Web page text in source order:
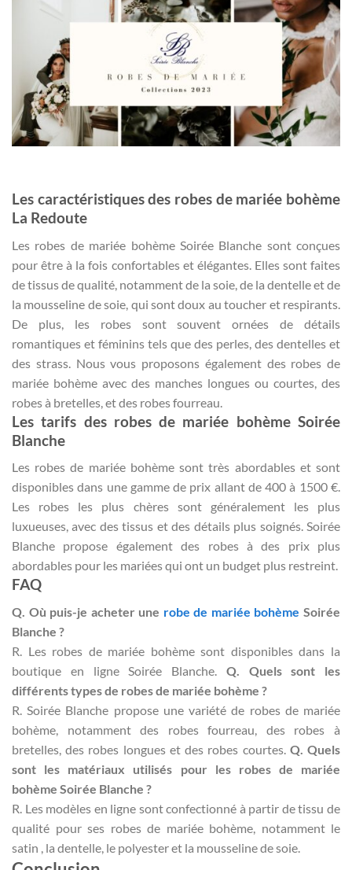
Les caractéristiques des robes de mariée bohème
La Redoute
Les robes de mariée bohème Soirée Blanche sont conçues
pour être à la fois confortables et élégantes. Elles sont faites
de tissus de qualité, notamment de la soie, de la dentelle et de
la mousseline de soie, qui sont doux au toucher et respirants.
De plus, les robes sont souvent ornées de détails
romantiques et féminins tels que des perles, des dentelles et
des strass. Nous vous proposons également des robes de
mariée bohème avec des manches longues ou courtes, des
robes à bretelles, et des robes fourreau.
Les tarifs des robes de mariée bohème Soirée
Blanche
Les robes de mariée bohème sont très abordables et sont
disponibles dans une gamme de prix allant de 400 à 1500 €.
Les robes les plus chères sont généralement les plus
luxueuses, avec des tissus et des détails plus soignés. Soirée
Blanche propose également des robes à des prix plus
abordables pour les mariées qui ont un budget plus restreint.
FAQ
Q. Où puis-je acheter une robe de mariée bohème Soirée
Blanche ?
R. Les robes de mariée bohème sont disponibles dans la
boutique en ligne Soirée Blanche. Q. Quels sont les
différents types de robes de mariée bohème ?
R. Soirée Blanche propose une variété de robes de mariée
bohème, notamment des robes fourreau, des robes à
bretelles, des robes longues et des robes courtes. Q. Quels
sont les matériaux utilisés pour les robes de mariée
bohème Soirée Blanche ?
R. Les modèles en ligne sont confectionné à partir de tissu de
qualité pour ses robes de mariée bohème, notamment le
satin , la dentelle, le polyester et la mousseline de soie.